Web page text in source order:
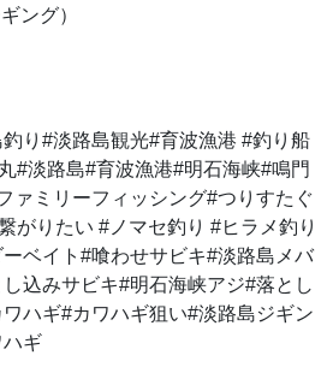
ング）
り#淡路島観光#育波漁港 #釣り船
#淡路島#育波漁港#明石海峡#鳴門
ァミリーフィッシング#つりすたぐ
がりたい #ノマセ釣り #ヒラメ釣り
ベイト#喰わせサビキ#淡路島メバ
込みサビキ#明石海峡アジ#落とし
ハギ#カワハギ狙い#淡路島ジギン
ギ